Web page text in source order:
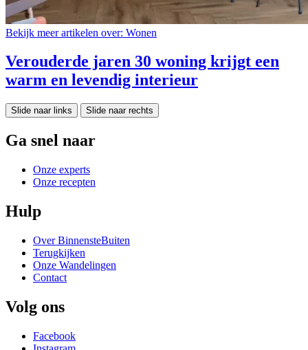
Bekijk meer artikelen over: Wonen
Verouderde jaren 30 woning krijgt een
warm en levendig interieur
Slide naar links Slide naar rechts
Ga snel naar
Onze experts
Onze recepten
Hulp
Over BinnensteBuiten
Terugkijken
Onze Wandelingen
Contact
Volg ons
Facebook